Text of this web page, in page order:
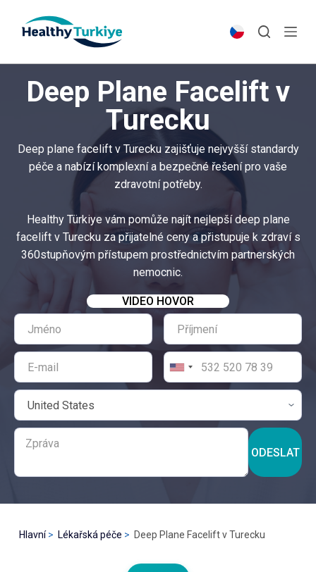
p
n
Deep Plane Facelift v
Turecku
Deep plane facelift v Turecku zajišťuje nejvyšší standardy
péče a nabízí komplexní a bezpečné řešení pro vaše
zdravotní potřeby.
Healthy Türkiye vám pomůže najít nejlepší deep plane
facelift v Turecku za přijatelné ceny a přistupuje k zdraví s
360stupňovým přístupem prostřednictvím partnerských
nemocnic.
VIDEO HOVOR
ODESLAT
Hlavní Lékařská péče Deep Plane Facelift v Turecku